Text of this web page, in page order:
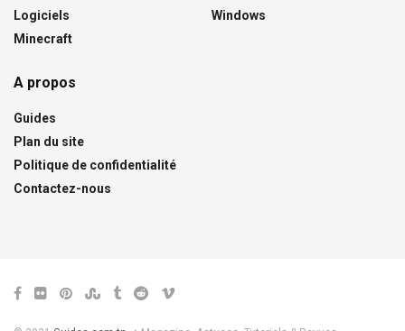
Logiciels
Minecraft
Windows
A propos
Guides
Plan du site
Politique de confidentialité
Contactez-nous